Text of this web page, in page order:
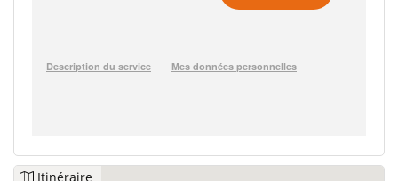
Itinéraire